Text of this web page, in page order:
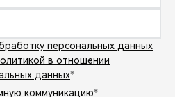
персональных данных
в отношении
данных*
коммуникацию*